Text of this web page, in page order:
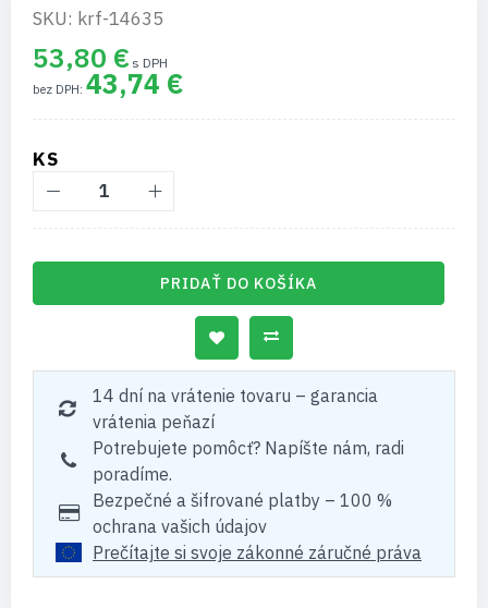
SKU: krf-14635
53,80 €
43,74 €
KS
PRIDAŤ DO KOŠÍKA
14 dní na vrátenie tovaru – garancia
vrátenia peňazí
Potrebujete pomôcť? Napíšte nám, radi
poradíme.
Bezpečné a šifrované platby – 100 %
ochrana vašich údajov
Prečítajte si svoje zákonné záručné práva